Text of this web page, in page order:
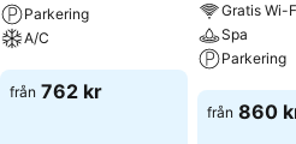
Parkering
A/C
Se priser
från 762 kr
Gratis Wi-
Spa
Parkering
Se priser
från 860